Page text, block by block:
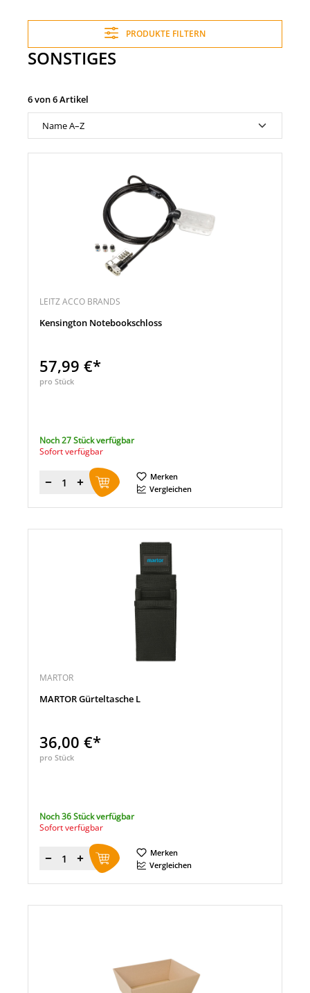
PRODUKTE FILTERN
SONSTIGES
6 von 6 Artikel
LEITZ ACCO BRANDS
Kensington Notebookschloss
57,99 €*
pro Stück
Noch 27 Stück verfügbar
Sofort verfügbar
Menge
Merken
Vergleichen
MARTOR
MARTOR Gürteltasche L
36,00 €*
pro Stück
Noch 36 Stück verfügbar
Sofort verfügbar
Menge
Merken
Vergleichen